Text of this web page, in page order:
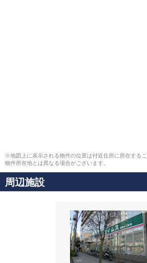
※地図上に表示される物件の位置は付近住所に所在する
物件所在地とは異なる場合がございます。
周辺施設